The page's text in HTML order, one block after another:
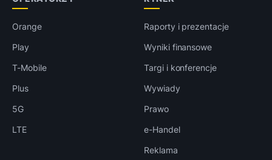
Orange
Play
T-Mobile
Plus
5G
LTE
Raporty i prezentacje
Wyniki finansowe
Targi i konferencje
Wywiady
Prawo
e-Handel
Reklama